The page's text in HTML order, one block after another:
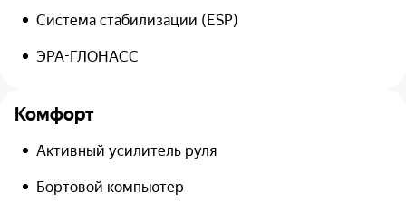
Система стабилизации (ESP)
ЭРА-ГЛОНАСС
Комфорт
Активный усилитель руля
Бортовой компьютер